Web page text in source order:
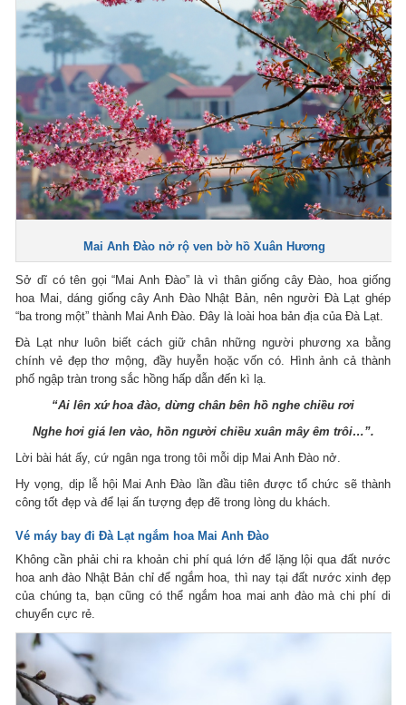
Mai Anh Đào nở rộ ven bờ hồ Xuân Hương
Sở dĩ có tên gọi “Mai Anh Đào” là vì thân giống cây Đào, hoa giống
hoa Mai, dáng giống cây Anh Đào Nhật Bản, nên người Đà Lạt ghép
“ba trong một” thành Mai Anh Đào. Đây là loài hoa bản địa của Đà Lạt.
Đà Lạt như luôn biết cách giữ chân những người phương xa bằng
chính vẻ đẹp thơ mộng, đầy huyễn hoặc vốn có. Hình ảnh cả thành
phố ngập tràn trong sắc hồng hấp dẫn đến kì lạ.
“Ai lên xứ hoa đào, dừng chân bên hồ nghe chiều rơi
Nghe hơi giá len vào, hồn người chiều xuân mây êm trôi…”.
Lời bài hát ấy, cứ ngân nga trong tôi mỗi dịp Mai Anh Đào nở.
Hy vọng, dịp lễ hội Mai Anh Đào lần đầu tiên được tổ chức sẽ thành
công tốt đẹp và để lại ấn tượng đẹp đẽ trong lòng du khách.
Vé máy bay đi Đà Lạt ngắm hoa Mai Anh Đào
Không cần phải chi ra khoản chi phí quá lớn để lặng lội qua đất nước
hoa anh đào Nhật Bản chỉ để ngắm hoa, thì nay tại đất nước xinh đẹp
của chúng ta, bạn cũng có thể ngắm hoa mai anh đào mà chi phí di
chuyển cực rẻ.